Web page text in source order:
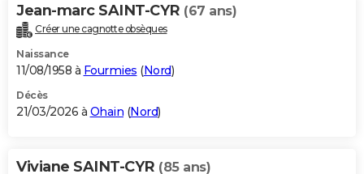
Bricolage
Lifestyle
Culture
Sport
Auto
Television
Voyage
Cinema
Jean-marc SAINT-CYR (67 ans)
Créer une cagnotte obsèques
Naissance
11/08/1958 à Fourmies (Nord)
Décès
21/03/2026 à Ohain (Nord)
Viviane SAINT-CYR (85 ans)